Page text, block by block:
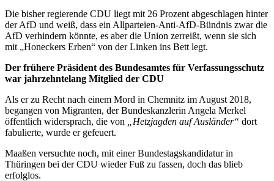
Die bisher regierende CDU liegt mit 26 Prozent abgeschlagen hinter
der AfD und weiß, dass ein Allparteien-Anti-AfD-Bündnis zwar die
AfD verhindern könnte, es aber die Union zerreißt, wenn sie sich
mit „Honeckers Erben“ von der Linken ins Bett legt.
Der frühere Präsident des Bundesamtes für Verfassungsschutz
war jahrzehntelang Mitglied der CDU
Als er zu Recht nach einem Mord in Chemnitz im August 2018,
begangen von Migranten, der Bundeskanzlerin Angela Merkel
öffentlich widersprach, die von
„Hetzjagden auf Ausländer“ dort
fabulierte, wurde er gefeuert.
Maaßen versuchte noch, mit einer Bundestagskandidatur in
Thüringen bei der CDU wieder Fuß zu fassen, doch das blieb
erfolglos.